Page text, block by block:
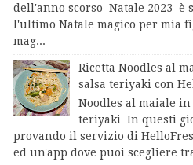
dell'anno scorso Natale 2023 è
l'ultimo Natale magico per mia
mag...
Ricetta Noodles al
salsa teriyaki con
Noodles al maiale in
teriyaki In questi
provando il servizio di
ed un'app dove puoi scegliere